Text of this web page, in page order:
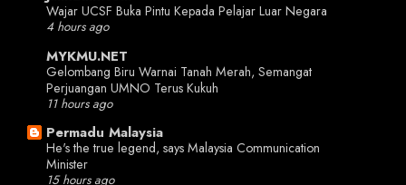
Wajar UCSF Buka Pintu Kepada Pelajar Luar Negara
4 hours ago
MYKMU.NET
Gelombang Biru Warnai Tanah Merah, Semangat
Perjuangan UMNO Terus Kukuh
11 hours ago
Permadu Malaysia
He's the true legend, says Malaysia Communication
Minister
15 hours ago